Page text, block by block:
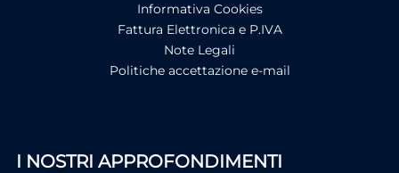
Informativa Cookies
Fattura Elettronica e P.IVA
Note Legali
Politiche accettazione e-mail
I NOSTRI APPROFONDIMENTI